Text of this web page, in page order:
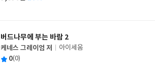
가
버드나무에 부는 바람 2
글
쓴
케네스 그레이엄 저
출
아이세움
평 0(0)